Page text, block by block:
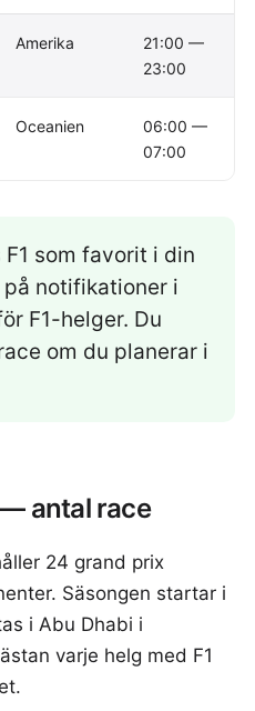
Amerika
21:00 —
23:00
Oceanien
06:00 —
07:00
som favorit i din
notifikationer i
F1-helger. Du
om du planerar i
antal race
24 grand prix
Säsongen startar i
i Abu Dhabi i
varje helg med F1